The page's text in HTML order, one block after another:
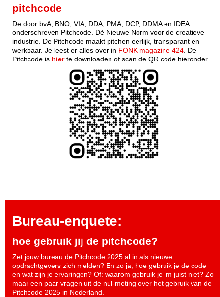
pitchcode
De door bvA, BNO, VIA, DDA, PMA, DCP, DDMA en IDEA
onderschreven Pitchcode. Dè Nieuwe Norm voor de creatieve
industrie. De Pitchcode maakt pitchen eerlijk, transparant en
werkbaar. Je leest er alles over in FONK magazine 424. De
Pitchcode is hierte downloaden of scan de QR code hieronder.
Bureau-enquete:
hoe gebruik jij de pitchcode?
Zet jouw bureau de Pitchcode 2025 al in als nieuwe
opdrachtgevers zich melden? En zo ja, hoe gebruik je de code
en wat zijn je ervaringen? Of: waarom gebruik je ‘m juist niet? Zo
maar een paar vragen uit de nul-meting over het gebruik van de
Pitchcode 2025 in Nederland.